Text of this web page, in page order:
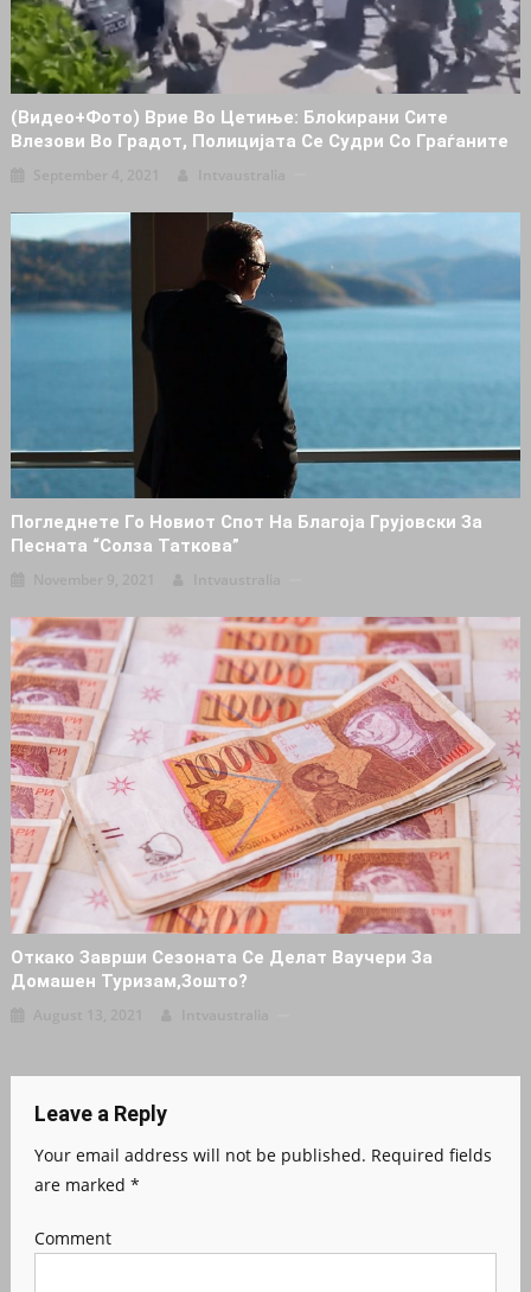
(Видео+фото) Врие Во Цетиње: Блokирани Сите
Влезови Во Градот, Полицијата Се Cyдри Со Граѓаните
Погледнете Го Новиот Спот На Благоја Грујовски За
Песната “Солза Таткова”
Откако Заврши Сезоната Се Делат Ваучери За
Домашен Туризам,зошто?
Leave a Reply
Your email address will not be published. Required fields
are marked *
Comment